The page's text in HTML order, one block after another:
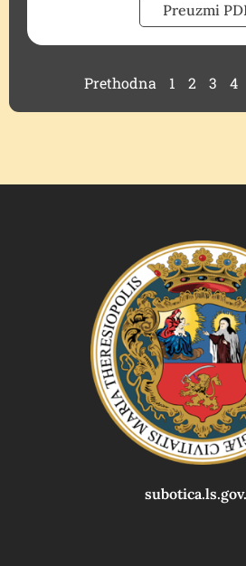
Preuzmi
Prethodna 1 2 3 4